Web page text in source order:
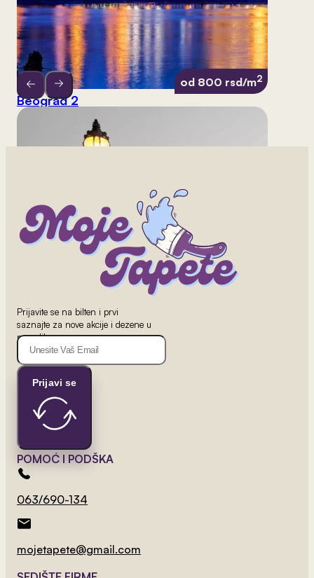
od 800 rsd/m2
Beograd 2
Pariz 3
Prijavite se na bilten i prvi
saznajte za nove akcije i dezene u
ponudi!
Prijavi se
POMOĆ I PODŠKA
063/690-134
mojetapete@gmail.com